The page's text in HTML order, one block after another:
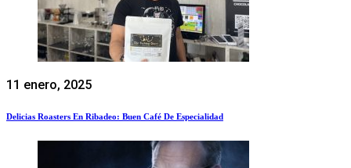
11 enero, 2025
Delicias Roasters En Ribadeo: Buen Café De Especialidad